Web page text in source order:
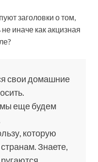
заголовки о том,
иначе как акцизная
свои домашние
мы еще будем
которую
Знаете,